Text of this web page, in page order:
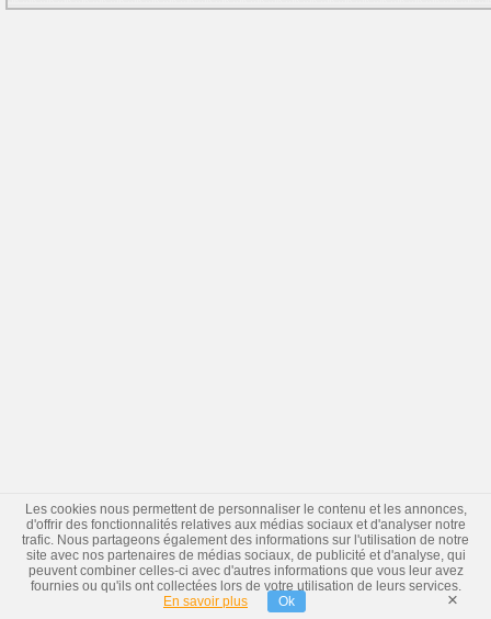
Les cookies nous permettent de personnaliser le contenu et les annonces,
d'offrir des fonctionnalités relatives aux médias sociaux et d'analyser notre
trafic. Nous partageons également des informations sur l'utilisation de notre
site avec nos partenaires de médias sociaux, de publicité et d'analyse, qui
peuvent combiner celles-ci avec d'autres informations que vous leur avez
fournies ou qu'ils ont collectées lors de votre utilisation de leurs services.
En savoir plus
Ok ×